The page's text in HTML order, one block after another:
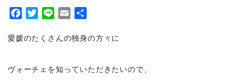
Facebook
TwitterLine Email
愛媛のたくさんの独身の方々に
ヴォーチェを知っていただきたいので、